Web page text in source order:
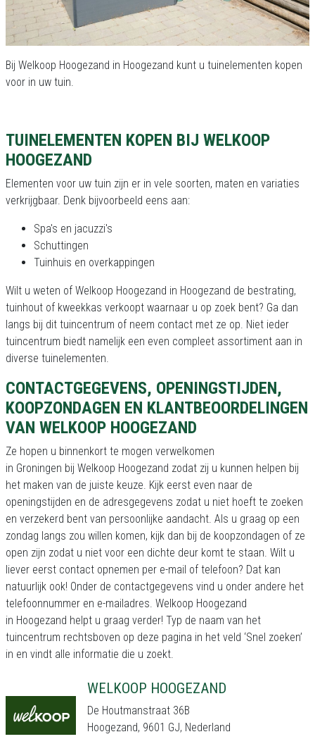
Bij Welkoop Hoogezand in Hoogezand kunt u tuinelementen kopen
voor in uw tuin.
TUINELEMENTEN KOPEN BIJ WELKOOP
HOOGEZAND
Elementen voor uw tuin zijn er in vele soorten, maten en variaties
verkrijgbaar. Denk bijvoorbeeld eens aan:
Spa's en jacuzzi's
Schuttingen
Tuinhuis en overkappingen
Wilt u weten of Welkoop Hoogezand in Hoogezand de bestrating,
tuinhout of kweekkas verkoopt waarnaar u op zoek bent? Ga dan
langs bij dit tuincentrum of neem contact met ze op. Niet ieder
tuincentrum biedt namelijk een even compleet assortiment aan in
diverse tuinelementen.
CONTACTGEGEVENS, OPENINGSTIJDEN,
KOOPZONDAGEN EN KLANTBEOORDELINGEN
VAN WELKOOP HOOGEZAND
Ze hopen u binnenkort te mogen verwelkomen
in Groningen bij Welkoop Hoogezand zodat zij u kunnen helpen bij
het maken van de juiste keuze. Kijk eerst even naar de
openingstijden en de adresgegevens zodat u niet hoeft te zoeken
en verzekerd bent van persoonlijke aandacht. Als u graag op een
zondag langs zou willen komen, kijk dan bij de koopzondagen of ze
open zijn zodat u niet voor een dichte deur komt te staan. Wilt u
liever eerst contact opnemen per e-mail of telefoon? Dat kan
natuurlijk ook! Onder de contactgegevens vind u onder andere het
telefoonnummer en e-mailadres. Welkoop Hoogezand
in Hoogezand helpt u graag verder! Typ de naam van het
tuincentrum rechtsboven op deze pagina in het veld ‘Snel zoeken’
in en vindt alle informatie die u zoekt.
WELKOOP HOOGEZAND
De Houtmanstraat 36B
Hoogezand, 9601 GJ, Nederland